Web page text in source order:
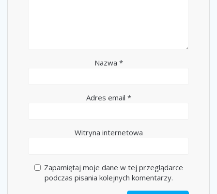
Nazwa *
Adres email *
Witryna internetowa
Zapamiętaj moje dane w tej przeglądarce
podczas pisania kolejnych komentarzy.